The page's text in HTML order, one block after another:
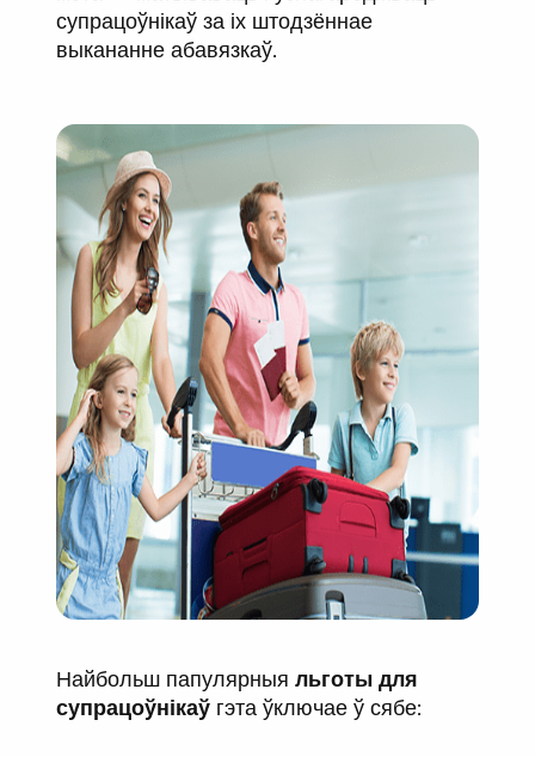
супрацоўнікаў за іх штодзённае
выкананне абавязкаў.
Найбольш папулярныя льготы для
супрацоўнікаў гэта ўключае ў сябе: